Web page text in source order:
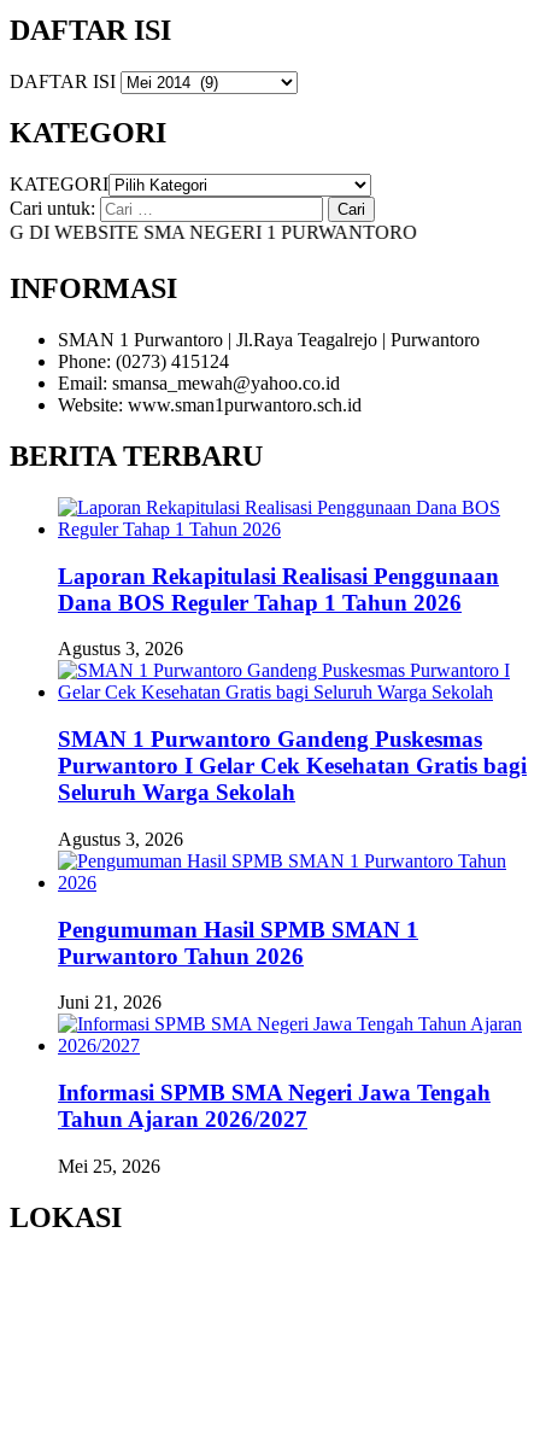
DAFTAR ISI
DAFTAR ISI
KATEGORI
KATEGORI
Cari untuk:
WEBSITE SMA NEGERI 1 PURWANTORO
INFORMASI
SMAN 1 Purwantoro | Jl.Raya Teagalrejo | Purwantoro
Phone: (0273) 415124
Email: smansa_mewah@yahoo.co.id
Website: www.sman1purwantoro.sch.id
BERITA TERBARU
Laporan Rekapitulasi Realisasi Penggunaan
Dana BOS Reguler Tahap 1 Tahun 2026
Agustus 3, 2026
SMAN 1 Purwantoro Gandeng Puskesmas
Purwantoro I Gelar Cek Kesehatan Gratis bagi
Seluruh Warga Sekolah
Agustus 3, 2026
Pengumuman Hasil SPMB SMAN 1
Purwantoro Tahun 2026
Juni 21, 2026
Informasi SPMB SMA Negeri Jawa Tengah
Tahun Ajaran 2026/2027
Mei 25, 2026
LOKASI